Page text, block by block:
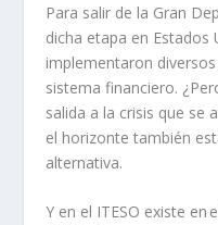
Para salir de la Gran
dicha etapa en Estados
implementaron
sistema financiero.
salida a la crisis que se
el horizonte también
alternativa.
Y en el ITESO existe en